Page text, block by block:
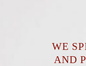
WE
AND